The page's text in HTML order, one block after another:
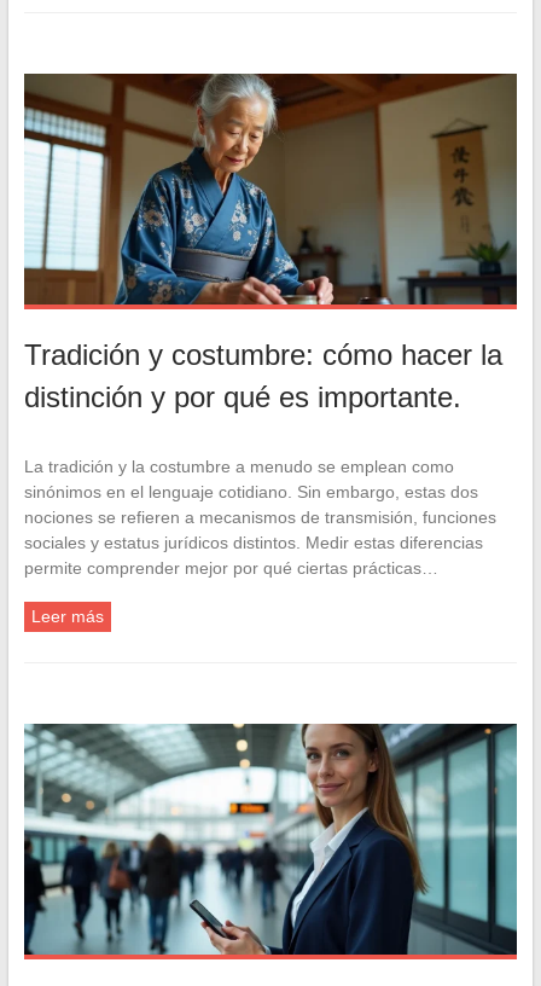
Tradición y costumbre: cómo hacer la
distinción y por qué es importante.
La tradición y la costumbre a menudo se emplean como
sinónimos en el lenguaje cotidiano. Sin embargo, estas dos
nociones se refieren a mecanismos de transmisión, funciones
sociales y estatus jurídicos distintos. Medir estas diferencias
permite comprender mejor por qué ciertas prácticas…
Leer más